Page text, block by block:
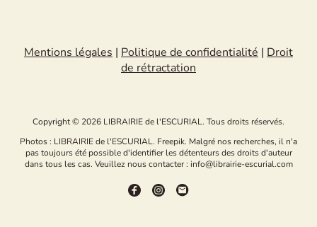
Mentions légales | Politique de confidentialité | Droit
de rétractation
Copyright © 2026 LIBRAIRIE de l'ESCURIAL. Tous droits réservés.
Photos : LIBRAIRIE de l'ESCURIAL. Freepik. Malgré nos recherches, il n'a
pas toujours été possible d'identifier les détenteurs des droits d'auteur
dans tous les cas. Veuillez nous contacter : info@librairie-escurial.com